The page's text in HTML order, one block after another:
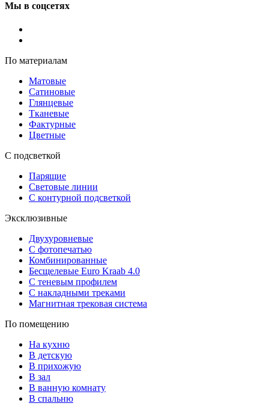
Мы в соцсетях
По материалам
Матовые
Сатиновые
Глянцевые
Тканевые
Фактурные
Цветные
С подсветкой
Парящие
Световые линии
С контурной подсветкой
Эксклюзивные
Двухуровневые
С фотопечатью
Комбинированные
Бесщелевые Euro Kraab 4.0
С теневым профилем
С накладными треками
Магнитная трековая система
По помещению
На кухню
В детскую
В прихожую
В зал
В ванную комнату
В спальню